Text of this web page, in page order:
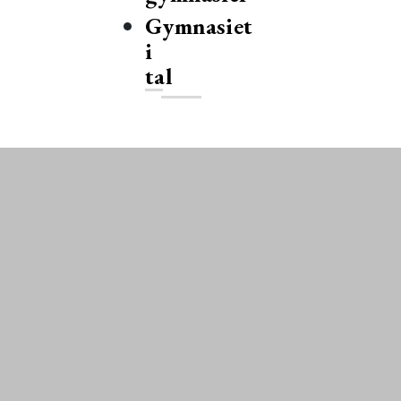
Gymnasiet
i
tal